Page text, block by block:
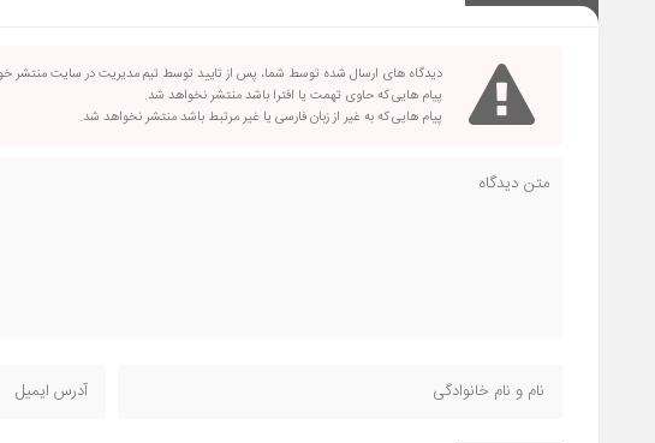
دیدگاه های ارسال شده توسط شما، پس از تایید توسط تیم مدیریت در سایت منتشر
پیام هایی که حاوی تهمت یا افترا باشد منتشر نخواهد شد.
پیام هایی که به غیر از زبان فارسی یا غیر مرتبط باشد منتشر نخواهد شد.